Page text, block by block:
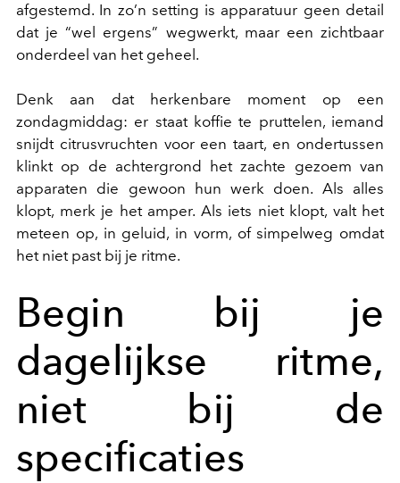
afgestemd. In zo’n setting is apparatuur geen detail
dat je “wel ergens” wegwerkt, maar een zichtbaar
onderdeel van het geheel.
Denk aan dat herkenbare moment op een
zondagmiddag: er staat koffie te pruttelen, iemand
snijdt citrusvruchten voor een taart, en ondertussen
klinkt op de achtergrond het zachte gezoem van
apparaten die gewoon hun werk doen. Als alles
klopt, merk je het amper. Als iets niet klopt, valt het
meteen op, in geluid, in vorm, of simpelweg omdat
het niet past bij je ritme.
Begin bij je
dagelijkse ritme,
niet bij de
specificaties